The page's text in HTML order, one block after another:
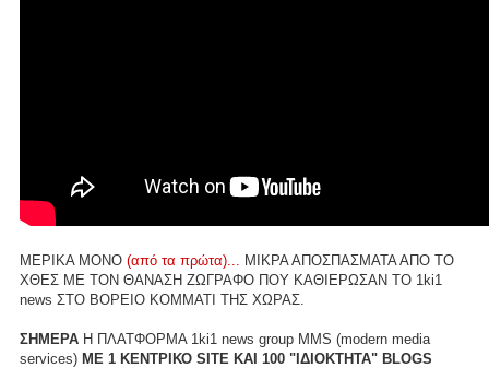
ΜΕΡΙΚΑ ΜΟΝΟ (από τα πρώτα)...
ΜΙΚΡΑ ΑΠΟΣΠΑΣΜΑΤΑ ΑΠΟ ΤΟ
ΧΘΕΣ ΜΕ ΤΟΝ ΘΑΝΑΣΗ ΖΩΓΡΑΦΟ ΠΟΥ ΚΑΘΙΕΡΩΣΑΝ ΤΟ 1ki1
news ΣΤΟ ΒΟΡΕΙΟ ΚΟΜΜΑΤΙ ΤΗΣ ΧΩΡΑΣ.
ΣΗΜΕΡΑ Η ΠΛΑΤΦΟΡΜΑ 1ki1 news group MMS (modern media
services) ME 1 ΚΕΝΤΡΙΚΟ SITE ΚΑΙ 100 "ΙΔΙΟΚΤΗΤΑ" BLOGS